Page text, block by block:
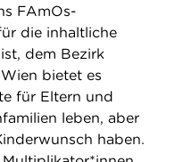
FAmOs-
die inhaltliche
dem Bezirk
bietet es
für Eltern und
leben, aber
haben.